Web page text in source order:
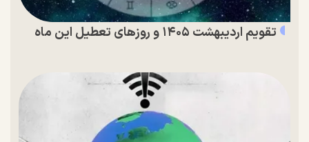
تقویم اردیبهشت ۱۴۰۵ و روز‌های تعطیل این ماه